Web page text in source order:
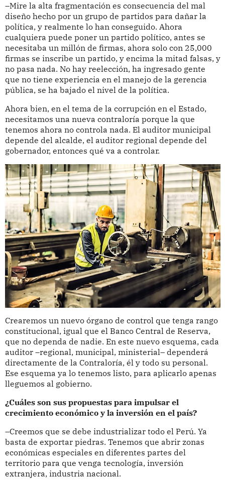
–Mire la alta fragmentación es consecuencia del mal
diseño hecho por un grupo de partidos para dañar la
política, y realmente lo han conseguido. Ahora
cualquiera puede poner un partido político, antes se
necesitaba un millón de firmas, ahora solo con 25,000
firmas se inscribe un partido, y encima la mitad falsas, y
no pasa nada. No hay reelección, ha ingresado gente
que no tiene experiencia en el manejo de la gerencia
pública, se ha bajado el nivel de la política.
Ahora bien, en el tema de la corrupción en el Estado,
necesitamos una nueva contraloría porque la que
tenemos ahora no controla nada. El auditor municipal
depende del alcalde, el auditor regional depende del
gobernador, entonces qué va a controlar.
Crearemos un nuevo órgano de control que tenga rango
constitucional, igual que el Banco Central de Reserva,
que no dependa de nadie. En este nuevo esquema, cada
auditor –regional, municipal, ministerial– dependerá
directamente de la Contraloría, él y todo su personal.
Ese esquema ya lo tenemos listo, para aplicarlo apenas
lleguemos al gobierno.
¿Cuáles son sus propuestas para impulsar el
crecimiento económico y la inversión en el país?
–Creemos que se debe industrializar todo el Perú. Ya
basta de exportar piedras. Tenemos que abrir zonas
económicas especiales en diferentes partes del
territorio para que venga tecnología, inversión
extranjera, industria nacional.